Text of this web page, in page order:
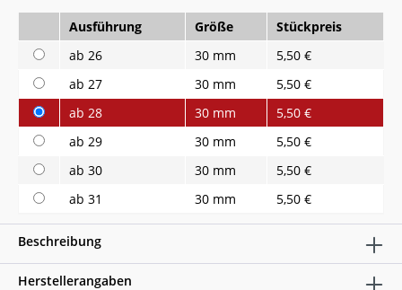
Ausführung Größe
Stückpreis
ab 26
30 mm
5,50 €
ab 27
30 mm
5,50 €
ab 28
30 mm
5,50 €
ab 29
30 mm
5,50 €
ab 30
30 mm
5,50 €
ab 31
30 mm 5,50 €
Beschreibung
Herstellerangaben